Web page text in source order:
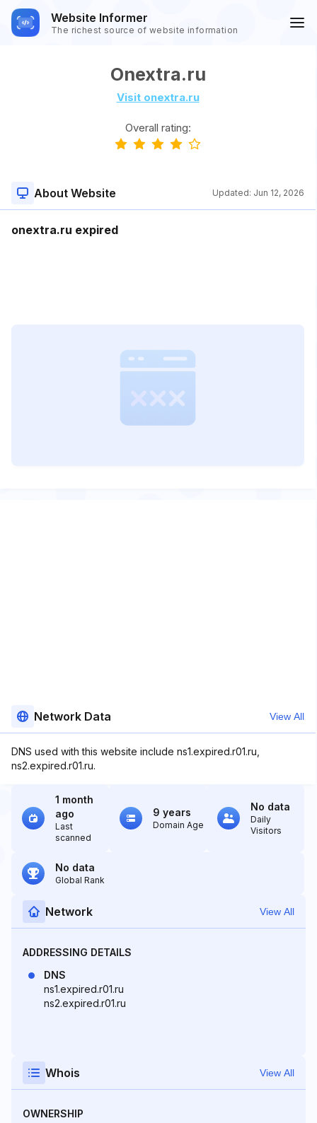
Website Informer
The richest source of website information
Onextra.ru
Visit onextra.ru
Overall rating:
About Website Updated: Jun 12, 2026
onextra.ru expired
Network Data View All
DNS used with this website include ns1.expired.r01.ru,
ns2.expired.r01.ru.
1 month
ago
Last
scanned
9 years
Domain Age
No data
Daily
Visitors
No data
Global Rank
Network View All
ADDRESSING DETAILS
DNS
ns1.expired.r01.ru
ns2.expired.r01.ru
Whois View All
OWNERSHIP